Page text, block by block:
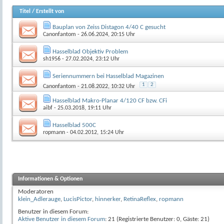
Titel / Erstellt von
Bauplan von Zeiss Distagon 4/40 C gesucht
Canonfantom - 26.06.2024, 20:15 Uhr
Hasselblad Objektiv Problem
sh1956 - 27.02.2024, 23:12 Uhr
Seriennummern bei Hasselblad Magazinen
Canonfantom - 21.08.2022, 10:32 Uhr 1 2
Hasselblad Makro-Planar 4/120 CF bzw. CFi
aibf - 25.03.2018, 19:11 Uhr
Hasselblad 500C
ropmann - 04.02.2012, 15:24 Uhr
Informationen & Optionen
Moderatoren
klein_Adlerauge, LucisPictor, hinnerker, RetinaReflex, ropmann
Benutzer in diesem Forum:
Aktive Benutzer in diesem Forum: 21 (Registrierte Benutzer: 0, Gäste: 21)